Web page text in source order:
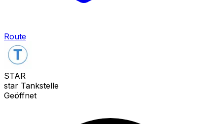
Route
STAR
star Tankstelle
Geöffnet